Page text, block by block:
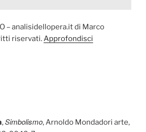
– analisidellopera.it di Marco
riservati.Approfondisci
,Simbolismo, Arnoldo Mondadori arte,